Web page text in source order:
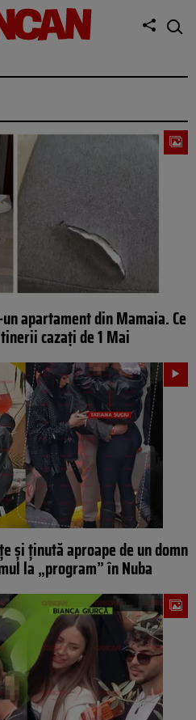
apartament din Mamaia. Ce
cazați de 1 Mai
și ținută aproape de un domn
la „program” în Nuba